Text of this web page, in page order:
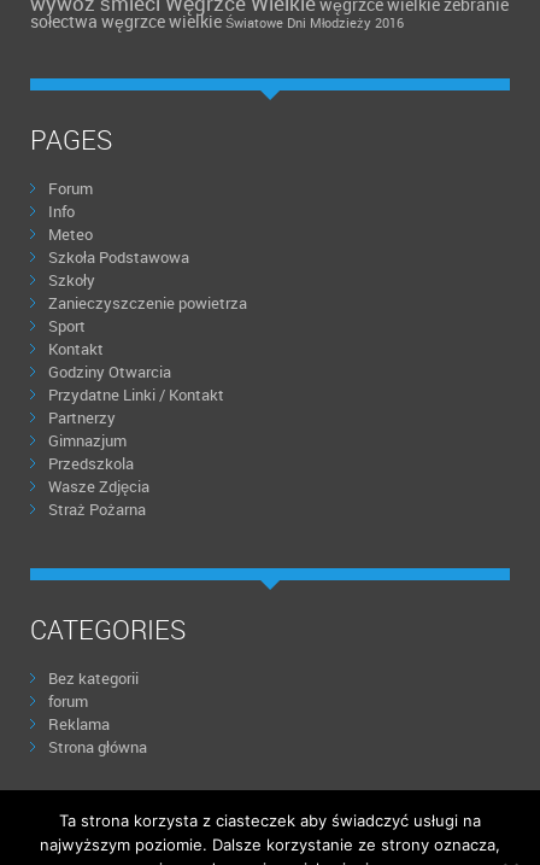
węgrzce wielkiezebranie
sołectwa węgrzce wielkie Światowe Dni Młodzieży 2016
PAGES
Forum
Info
Meteo
Szkoła Podstawowa
Szkoły
Zanieczyszczenie powietrza
Sport
Kontakt
Godziny Otwarcia
Przydatne Linki / Kontakt
Partnerzy
Gimnazjum
Przedszkola
Wasze Zdjęcia
Straż Pożarna
CATEGORIES
Bez kategorii
forum
Reklama
Strona główna
Theme created byPWT. Powered byWordPress.org
Ta strona korzysta z ciasteczek aby świadczyć usługi na
najwyższym poziomie. Dalsze korzystanie ze strony oznacza,